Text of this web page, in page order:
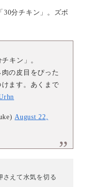
30分チキン」。ズボ
キン」。
の皮目をぴった
ます。あくまで
August 22,
さえて水気を切る